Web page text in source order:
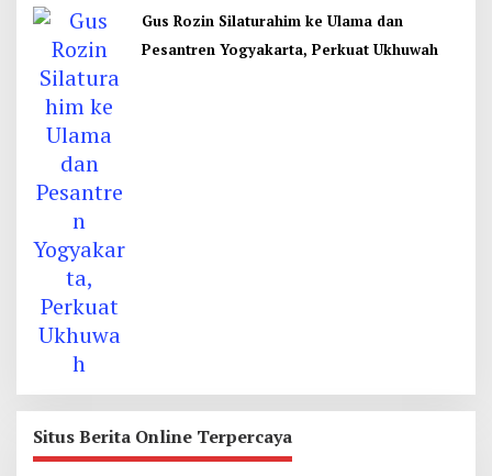
Gus Rozin Silaturahim ke Ulama dan
Pesantren Yogyakarta, Perkuat Ukhuwah
Situs Berita Online Terpercaya